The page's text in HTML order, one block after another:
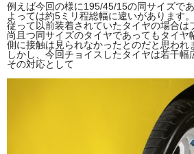
例えば今回の様に195/45/15の同サイズで
よっては約5ミリ程総幅に違いがあります。
従って以前装着されていたタイヤの場合は
尚且つ同サイズのタイヤであってもタイヤ
側に接触は見られなかったとのだと思われ
しかし、今回チョイスしたタイヤは若干幅
その対応として